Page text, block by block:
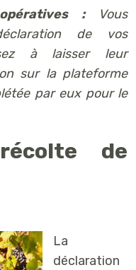
:Vous
de vos
à laisser leur
sur la plateforme
par eux pour le
de
La
déclaration